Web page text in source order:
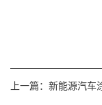
上一篇： 新能源汽车